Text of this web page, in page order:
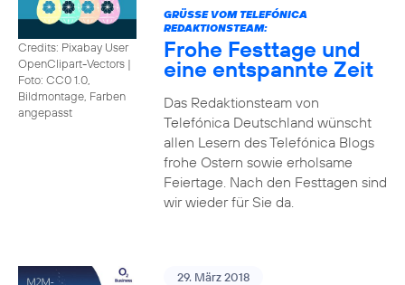
Credits: Pixabay User
OpenClipart-Vectors |
Foto: CC0 1.0,
Bildmontage, Farben
angepasst
GRÜSSE VOM TELEFÓNICA R
EDAKTIONSTEAM:
Frohe Festtage und
eine entspannte Zeit
Das Redaktionsteam von
Telefónica Deutschland wünscht
allen Lesern des Telefónica Blogs
frohe Ostern sowie erholsame
Feiertage. Nach den Festtagen sind
wir wieder für Sie da.
29. März 2018